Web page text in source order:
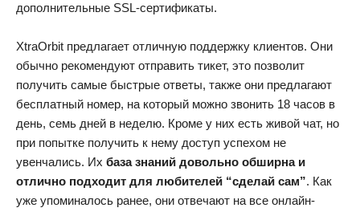
дополнительные SSL-сертификаты.
XtraOrbit предлагает отличную поддержку клиентов. Они
обычно рекомендуют отправить тикет, это позволит
получить самые быстрые ответы, также они предлагают
бесплатный номер, на который можно звонить 18 часов в
день, семь дней в неделю. Кроме у них есть живой чат, но
при попытке получить к нему доступ успехом не
увенчались. Их база знаний довольно обширна и
отлично подходит для любителей “сделай сам”. Как
уже упоминалось ранее, они отвечают на все онлайн-